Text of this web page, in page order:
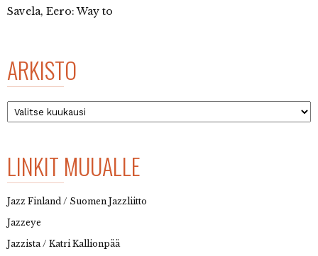
Savela, Eero: Way to
ARKISTO
Arkisto
LINKIT MUUALLE
Jazz Finland / Suomen Jazzliitto
Jazzeye
Jazzista / Katri Kallionpää